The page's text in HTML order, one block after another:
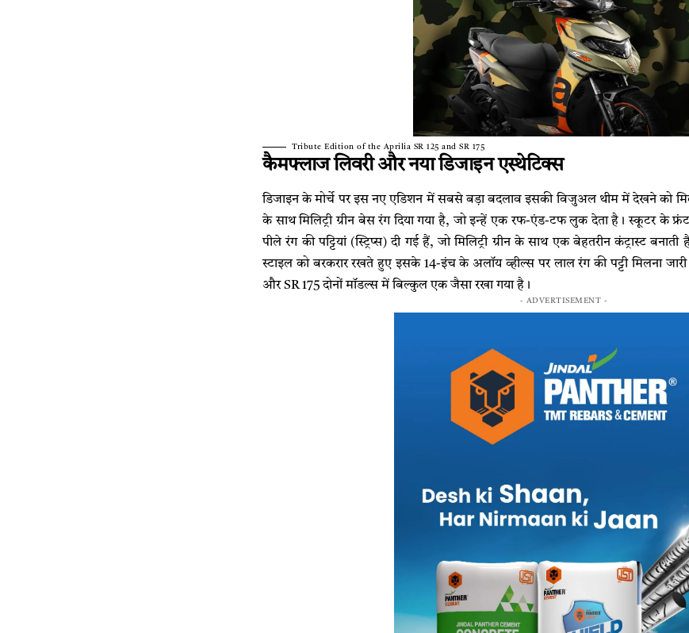
Tribute Edition of the Aprilia SR 125 and SR 175
कैमफ्लाज लिवरी और नया डिजाइन एस्थेटिक्स
डिजाइन के मोर्चे पर इस नए एडिशन में सबसे बड़ा बदलाव इसकी विजुअल थीम में देखने को
के साथ मिलिट्री ग्रीन बेस रंग दिया गया है, जो इन्हें एक रफ-एंड-टफ लुक देता है। स्कूटर के
पीले रंग की पट्टियां (स्ट्रिप्स) दी गई हैं, जो मिलिट्री ग्रीन के साथ एक बेहतरीन कंट्रास्ट
स्टाइल को बरकरार रखते हुए इसके 14-इंच के अलॉय व्हील्स पर लाल रंग की पट्टी मिलना
और SR 175 दोनों मॉडल्स में बिल्कुल एक जैसा रखा गया है।
- ADVERTISEMENT -